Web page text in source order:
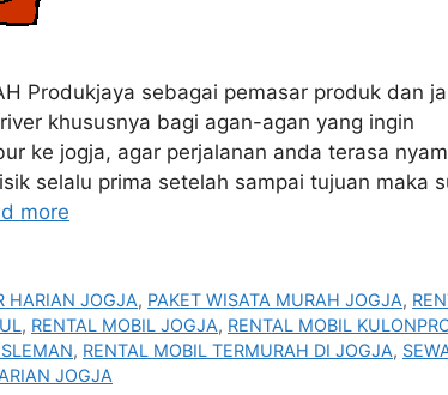
Produkjaya sebagai pemasar produk dan
khususnya bagi agan-agan yang ingin
ke jogja, agar perjalanan anda terasa
selalu prima setelah sampai tujuan maka
more
HARIAN JOGJA, PAKET WISATA MURAH JOGJA,
, RENTAL MOBIL JOGJA, RENTAL MOBIL
, RENTAL MOBIL TERMURAH DI JOGJA,
JOGJA